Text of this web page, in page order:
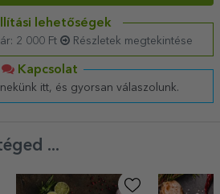
lehetőségek
2 000 Ft Részletek megtekintése
Kapcsolat
itt, és gyorsan válaszolunk.
...